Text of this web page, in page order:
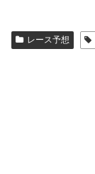
レース予想